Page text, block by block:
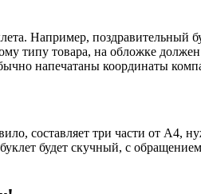
Например, поздравительный
товара, на обложке должен
напечатаны координаты
составляет три части от
будет скучный, с